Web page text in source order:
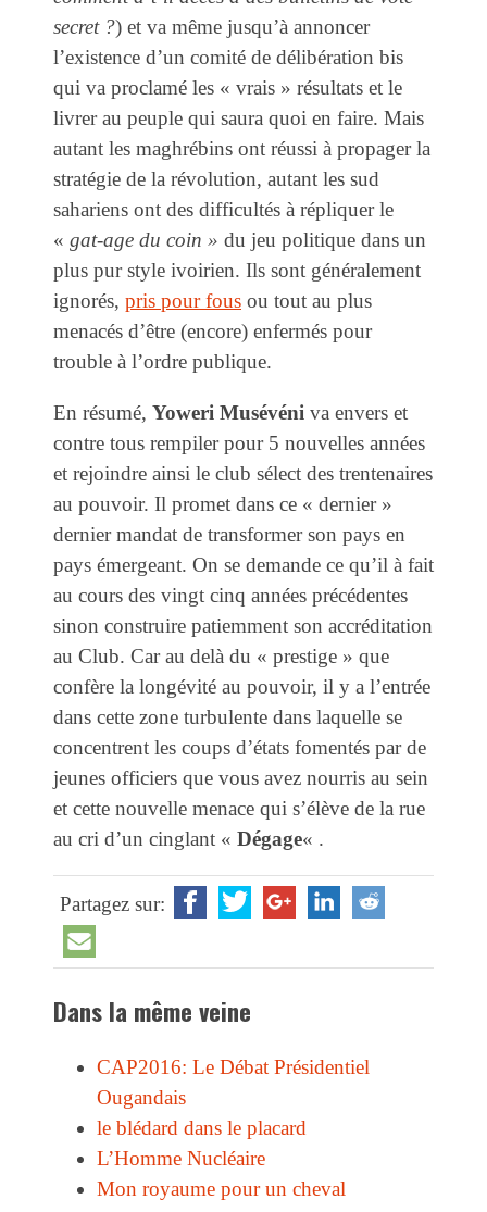
secret ?) et va même jusqu’à annoncer
l’existence d’un comité de délibération bis
qui va proclamé les « vrais » résultats et le
livrer au peuple qui saura quoi en faire. Mais
autant les maghrébins ont réussi à propager la
stratégie de la révolution, autant les sud
sahariens ont des difficultés à répliquer le
« gat-age du coin » du jeu politique dans un
plus pur style ivoirien. Ils sont généralement
ignorés, pris pour fous ou tout au plus
menacés d’être (encore) enfermés pour
trouble à l’ordre publique.
En résumé, Yoweri Musévéni va envers et
contre tous rempiler pour 5 nouvelles années
et rejoindre ainsi le club sélect des trentenaires
au pouvoir. Il promet dans ce « dernier »
dernier mandat de transformer son pays en
pays émergeant. On se demande ce qu’il à fait
au cours des vingt cinq années précédentes
sinon construire patiemment son accréditation
au Club. Car au delà du « prestige » que
confère la longévité au pouvoir, il y a l’entrée
dans cette zone turbulente dans laquelle se
concentrent les coups d’états fomentés par de
jeunes officiers que vous avez nourris au sein
et cette nouvelle menace qui s’élève de la rue
au cri d’un cinglant « Dégage« .
Partagez sur:
Dans la même veine
CAP2016: Le Débat Présidentiel
Ougandais
le blédard dans le placard
L’Homme Nucléaire
Mon royaume pour un cheval